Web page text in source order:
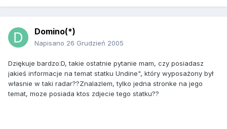
Domino(*)
Napisano 26 Grudzień 2005
Dziękuje bardzo:D, takie ostatnie pytanie mam, czy posiadasz
jakieś informacje na temat statku Undine", który wyposażony był
własnie w taki radar??Znalazlem, tylko jedna stronke na jego
temat, moze posiada ktos zdjecie tego statku??